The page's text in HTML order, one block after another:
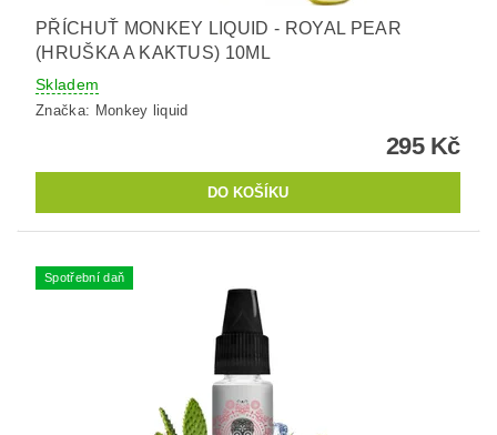
PŘÍCHUŤ MONKEY LIQUID - ROYAL PEAR
(HRUŠKA A KAKTUS) 10ML
Skladem
Značka: Monkey liquid
295 Kč
Spotřební daň